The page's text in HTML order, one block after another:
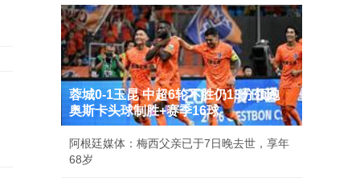
蓉城0-1玉昆 中超6轮不胜仍13分领跑
奥斯卡头球制胜+赛季16球
阿根廷媒体：梅西父亲已于7日晚去世，享年
68岁